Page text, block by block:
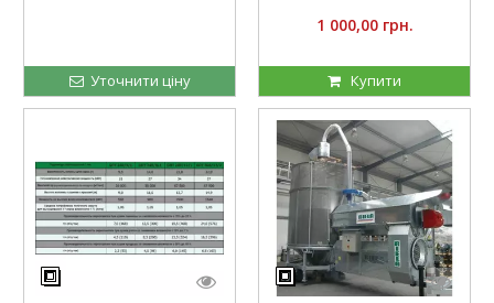
Уточнити ціну
1 000,00 грн.
Купити